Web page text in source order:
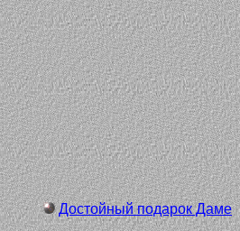
Достойный подарок Даме